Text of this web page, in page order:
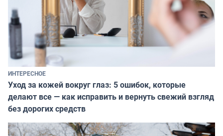
ИНТЕРЕСНОЕ
Уход за кожей вокруг глаз: 5 ошибок, которые
делают все — как исправить и вернуть свежий взгляд
без дорогих средств